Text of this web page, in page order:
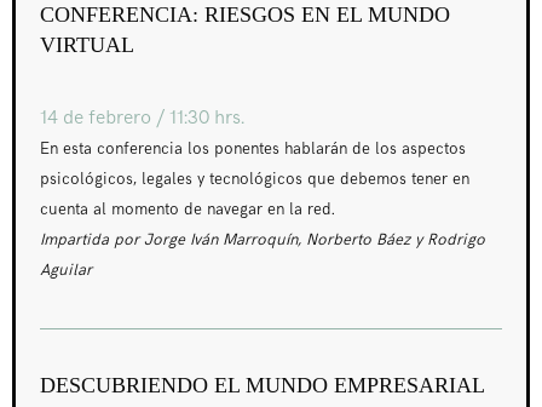
CONFERENCIA: RIESGOS EN EL MUNDO
VIRTUAL
14 de febrero / 11:30 hrs.
En esta conferencia los ponentes hablarán de los aspectos
psicológicos, legales y tecnológicos que debemos tener en
cuenta al momento de navegar en la red.
Impartida por Jorge Iván Marroquín, Norberto Báez y Rodrigo
Aguilar
DESCUBRIENDO EL MUNDO EMPRESARIAL